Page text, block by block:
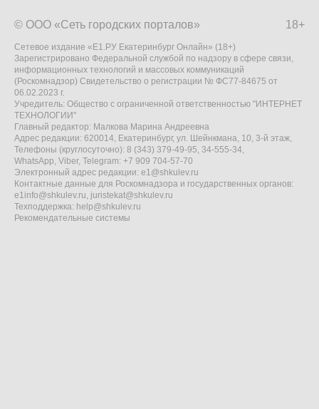
18+
© ООО «Сеть городских порталов»
Сетевое издание «Е1.РУ Екатеринбург Онлайн» (18+)
Зарегистрировано Федеральной службой по надзору в сфере связи,
информационных технологий и массовых коммуникаций
(Роскомнадзор) Свидетельство о регистрации № ФС77-84675 от
06.02.2023 г.
Учредитель: Общество с ограниченной ответственностью "ИНТЕРНЕТ
ТЕХНОЛОГИИ"
Главный редактор: Малкова Марина Андреевна
Адрес редакции: 620014, Екатеринбург, ул. Шейнкмана, 10, 3-й этаж,
Телефоны (круглосуточно): 8 (343) 379-49-95, 34-555-34,
WhatsApp, Viber, Telegram: +7 909 704-57-70
Электронный адрес редакции: e1@shkulev.ru
Контактные данные для Роскомнадзора и государственных органов:
e1info@shkulev.ru, juristekat@shkulev.ru
Техподдержка: help@shkulev.ru
Рекомендательные системы